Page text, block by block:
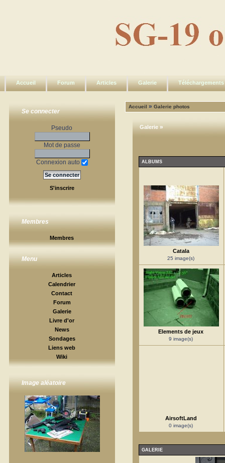
Accueil Forum Articles Galerie Téléchargements
Se connecter
Pseudo
Mot de passe
Connexion auto
S'inscrire
Membres
Membres
Menu
Articles
Calendrier
Contact
Forum
Galerie
Livre d'or
News
Sondages
Liens web
Wiki
Image aléatoire
Accueil »Galerie photos
Galerie »
ALBUMS
Catala
25 image(s)
Elements de jeux
9 image(s)
AirsoftLand
0 image(s)
GALERIE